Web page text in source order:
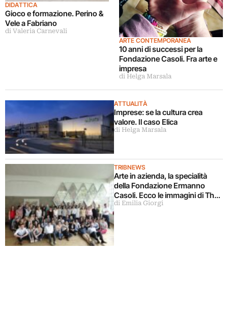
DIDATTICA
Gioco e formazione. Perino &
Vele a Fabriano
di Valeria Carnevali
ARTE CONTEMPORANEA
10 anni di successi per la
Fondazione Casoli. Fra arte e
impresa
di Helga Marsala
ATTUALITÀ
Imprese: se la cultura crea
valore. Il caso Elica
di Helga Marsala
TRIBNEWS
Arte in azienda, la specialità
della Fondazione Ermanno
Casoli. Ecco le immagini di The
Whishful Map, opera corale di
di Emilia Giorgi